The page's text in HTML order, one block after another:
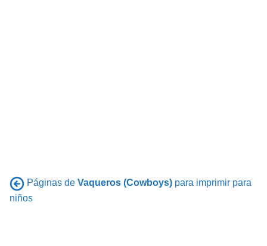
Páginas de Vaqueros (Cowboys) para imprimir para
niños